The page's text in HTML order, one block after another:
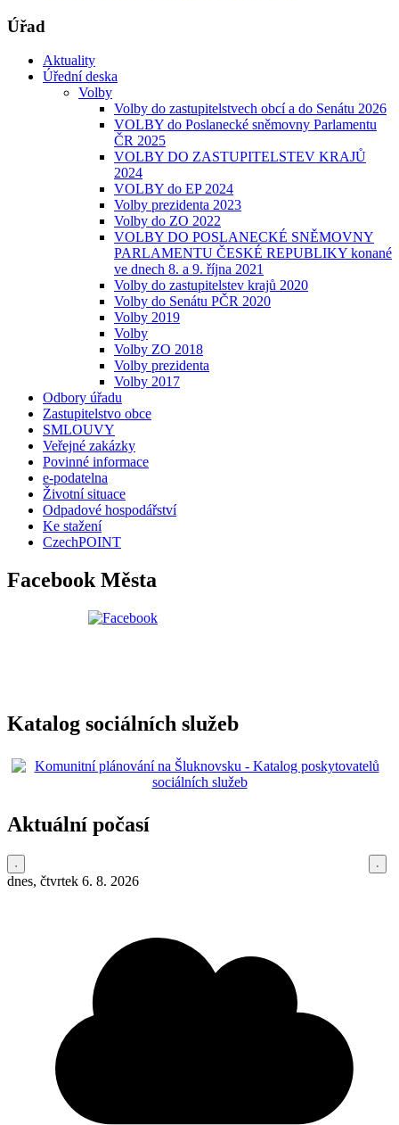
Úřad
Aktuality
Úřední deska
Volby
Volby do zastupitelstvech obcí a do Senátu 2026
VOLBY do Poslanecké sněmovny Parlamentu
ČR 2025
VOLBY DO ZASTUPITELSTEV KRAJŮ
2024
VOLBY do EP 2024
Volby prezidenta 2023
Volby do ZO 2022
VOLBY DO POSLANECKÉ SNĚMOVNY
PARLAMENTU ČESKÉ REPUBLIKY konané
ve dnech 8. a 9. října 2021
Volby do zastupitelstev krajů 2020
Volby do Senátu PČR 2020
Volby 2019
Volby
Volby ZO 2018
Volby prezidenta
Volby 2017
Odbory úřadu
Zastupitelstvo obce
SMLOUVY
Veřejné zakázky
Povinné informace
e-podatelna
Životní situace
Odpadové hospodářství
Ke stažení
CzechPOINT
Facebook Města
Katalog sociálních služeb
Aktuální počasí
dnes, čtvrtek 6. 8. 2026